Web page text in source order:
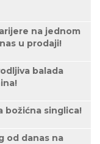
na jednom
u prodaji!
balada
božićna singlica!
od danas na